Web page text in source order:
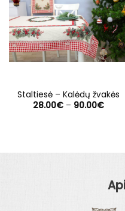
Staltiesė – Kalėdų žvakės
28.00€ – 90.00€Price